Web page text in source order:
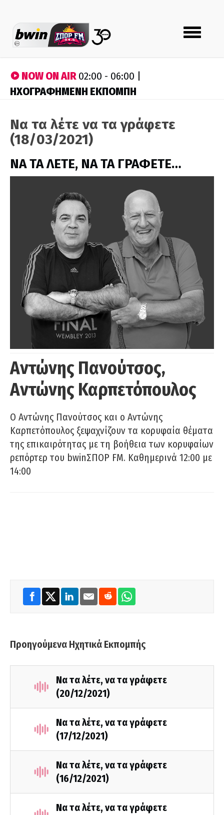
Toggle
navigation
NOW ON AIR02:00 - 06:00 |
ΗΧΟΓΡΑΦΗΜΕΝΗ ΕΚΠΟΜΠΗ
Να τα λέτε να τα γράφετε
(18/03/2021)
ΝΑ ΤΑ ΛΕΤΕ, ΝΑ ΤΑ ΓΡΑΦΕΤΕ…
Αντώνης Πανούτσος,
Αντώνης Καρπετόπουλος
Ο Αντώνης Πανούτσος και ο Αντώνης
Καρπετόπουλος ξεψαχνίζουν τα κορυφαία θέματα
της επικαιρότητας με τη βοήθεια των κορυφαίων
ρεπόρτερ του bwinΣΠΟΡ FM. Καθημερινά 12:00 με
14:00
Προηγούμενα Ηχητικά Εκπομπής
Να τα λέτε, να τα γράφετε
(20/12/2021)
Να τα λέτε, να τα γράφετε
(17/12/2021)
Να τα λέτε, να τα γράφετε
(16/12/2021)
Να τα λέτε, να τα γράφετε